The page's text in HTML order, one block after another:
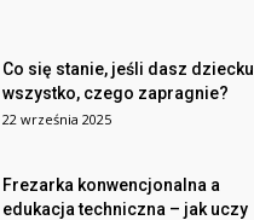
Co się stanie, jeśli dasz dziecku
wszystko, czego zapragnie?
22 września 2025
Frezarka konwencjonalna a
edukacja techniczna – jak uczy